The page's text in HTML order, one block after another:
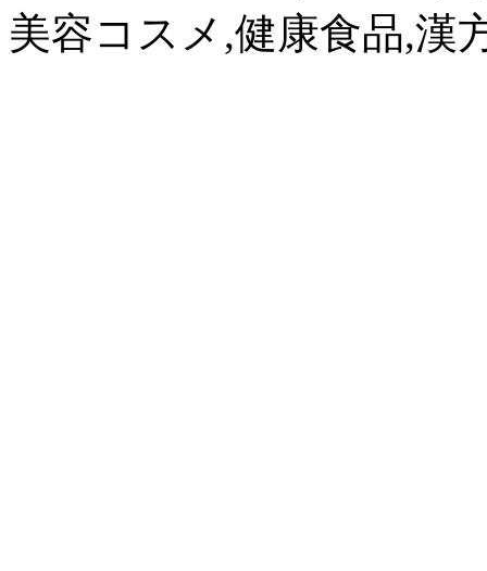
美容コスメ,健康食品,漢